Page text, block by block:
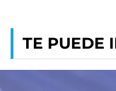
TE PUEDE